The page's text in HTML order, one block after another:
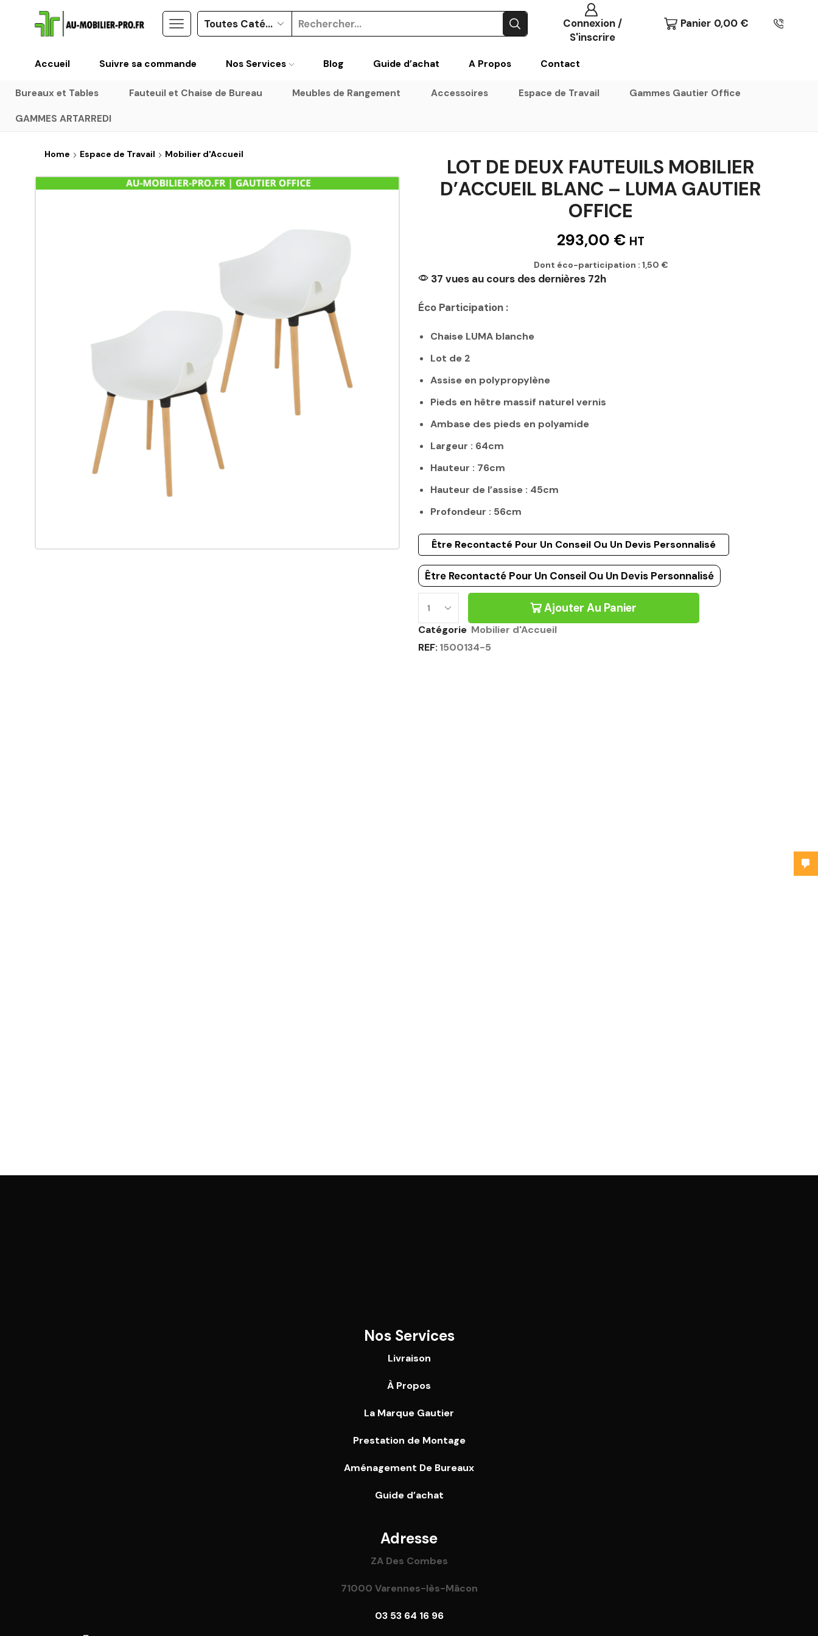
Connexion /
S'inscrire
Panier 0,00 €
Accueil Suivre sa commande Nos Services Blog Guide d’achat A Propos Contact
Bureaux et Tables Fauteuil et Chaise de Bureau Meubles de Rangement Accessoires Espace de Travail Gammes Gautier Office
GAMMES ARTARREDI
Home Espace de Travail Mobilier d'Accueil
LOT DE DEUX FAUTEUILS MOBILIER
D’ACCUEIL BLANC – LUMA GAUTIER
OFFICE
293,00 € HT
Dont éco-participation : 1,50 €
37 vues au cours des dernières 72h
Éco Participation :
Chaise LUMA blanche
Lot de 2
Assise en polypropylène
Pieds en hêtre massif naturel vernis
Ambase des pieds en polyamide
Largeur : 64cm
Hauteur : 76cm
Hauteur de l’assise : 45cm
Profondeur : 56cm
Être Recontacté Pour Un Conseil Ou Un Devis Personnalisé
Être Recontacté Pour Un Conseil Ou Un Devis Personnalisé
Ajouter Au Panier
Catégorie Mobilier d'Accueil
REF: 1500134-5
Nos Services
Livraison
À Propos
La Marque Gautier
Prestation de Montage
Aménagement De Bureaux
Guide d’achat
Adresse
ZA Des Combes
71000 Varennes-lès-Mâcon
03 53 64 16 96